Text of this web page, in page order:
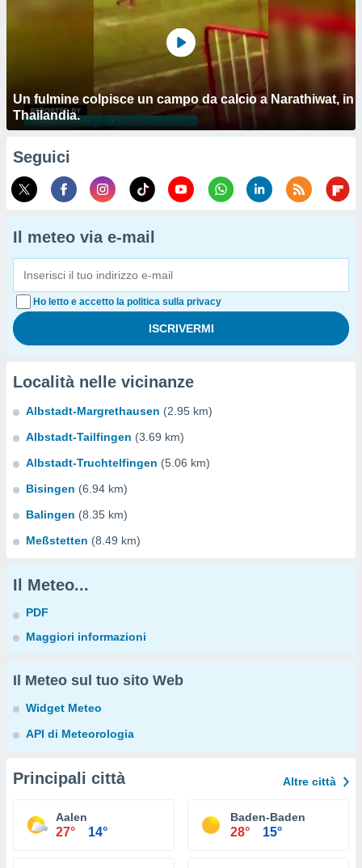
Un fulmine colpisce un campo da calcio a Narathiwat, in
Thailandia.
Seguici
Il meteo via e-mail
Ho letto e accetto la politica sulla privacy
Località nelle vicinanze
Albstadt-Margrethausen (2.95 km)
Albstadt-Tailfingen (3.69 km)
Albstadt-Truchtelfingen (5.06 km)
Bisingen (6.94 km)
Balingen (8.35 km)
Meßstetten (8.49 km)
Il Meteo...
PDF
Maggiori informazioni
Il Meteo sul tuo sito Web
Widget Meteo
API di Meteorologia
Principali città Altre città
Aalen
27° 14°
Baden-Baden
28° 15°